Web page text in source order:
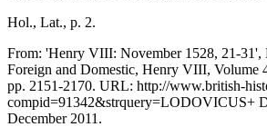
Hol., Lat., p. 2.
From: 'Henry VIII: November 1528, 21-31',
Foreign and Domestic, Henry VIII, Volume
pp. 2151-2170. URL: http://www.british-
compid=91342&strquery=LODOVICUS+
December 2011.